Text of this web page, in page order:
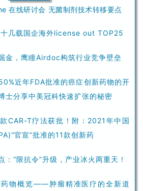
在线研讨会 无菌制剂技术转移要点
几载国企海外license out TOP25
金，鹰瞳Airdoc构筑行业竞争壁垒
近年FDA批准的癌症创新药物的开
分享中美冠科快速扩张的秘密
CAR-T疗法获批！附：2021年中国
官宣”批准的11款创新药
：“限抗令”升级，产业冰火两重天！
药物概览——肿瘤精准医疗的全新道